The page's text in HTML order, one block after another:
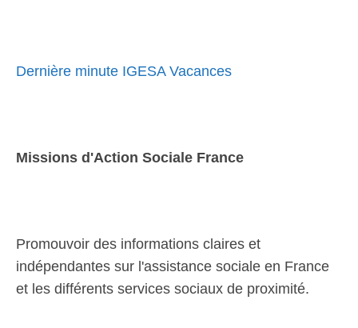
Dernière minute IGESA Vacances
Missions d'Action Sociale France
Promouvoir des informations claires et
indépendantes sur l'assistance sociale en France
et les différents services sociaux de proximité.